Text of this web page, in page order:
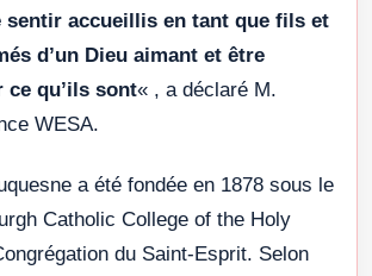
sentir accueillis en tant que fils et
d’un Dieu aimant et être
qu’ils sont« , a déclaré M.
WESA.
a été fondée en 1878 sous le
Catholic College of the Holy
du Saint-Esprit. Selon